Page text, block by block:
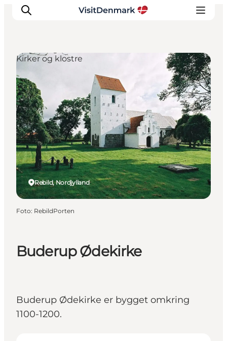
Inspiration
Destinationer
Oplevelser
Overnatning
Planlæg ferien
Buderup Ødekirke
Buderup Ødekirke er bygget omkring
1100-1200.
Rebild, Nordjylland
Kirker og klostre
Foto: RebildPorten